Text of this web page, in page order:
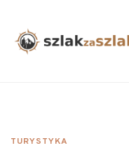
TURYSTYKA